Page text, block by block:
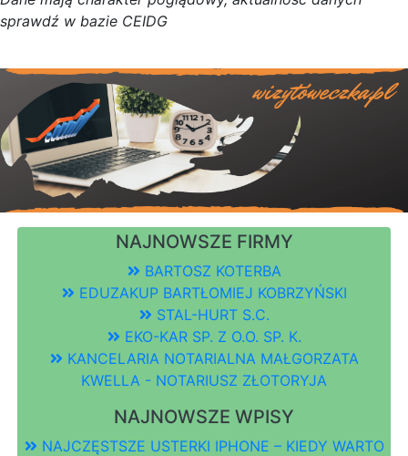
sprawdź w bazie CEIDG
NAJNOWSZE FIRMY
BARTOSZ KOTERBA
EDUZAKUP BARTŁOMIEJ KOBRZYŃSKI
STAL-HURT S.C.
EKO-KAR SP. Z O.O. SP. K.
KANCELARIA NOTARIALNA MAŁGORZATA
KWELLA - NOTARIUSZ ZŁOTORYJA
NAJNOWSZE WPISY
NAJCZĘSTSZE USTERKI IPHONE – KIEDY WARTO